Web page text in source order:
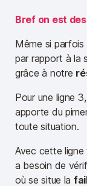
Bref on est
Même si parfois
par rapport à la
grâce à notre
Pour une ligne 3,
apporte du
toute situation.
Avec cette
a besoin de
où se situe la